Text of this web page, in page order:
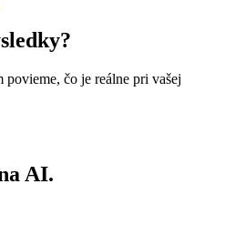
čo je reálne pri vašej
AI.